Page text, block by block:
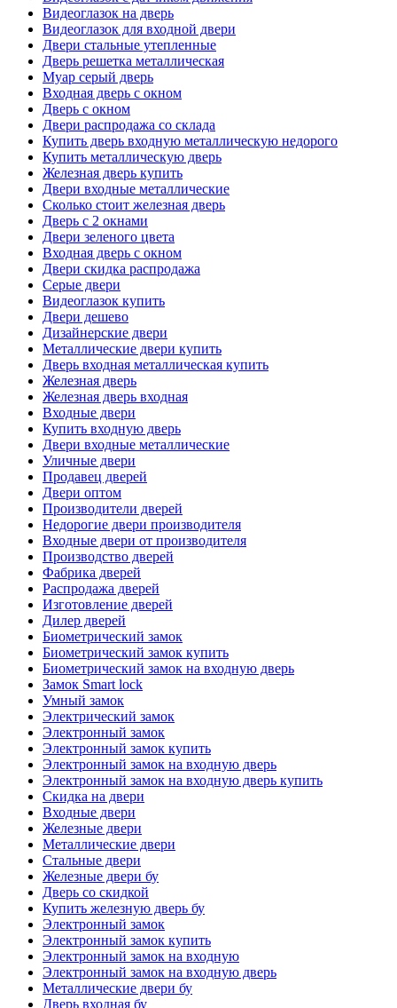
Видеоглазок на дверь
Видеоглазок для входной двери
Двери стальные утепленные
Дверь решетка металлическая
Муар серый дверь
Входная дверь с окном
Дверь с окном
Двери распродажа со склада
Купить дверь входную металлическую недорого
Купить металлическую дверь
Железная дверь купить
Двери входные металлические
Сколько стоит железная дверь
Дверь с 2 окнами
Двери зеленого цвета
Входная дверь с окном
Двери скидка распродажа
Серые двери
Видеоглазок купить
Двери дешево
Дизайнерские двери
Металлические двери купить
Дверь входная металлическая купить
Железная дверь
Железная дверь входная
Входные двери
Купить входную дверь
Двери входные металлические
Уличные двери
Продавец дверей
Двери оптом
Производители дверей
Недорогие двери производителя
Входные двери от производителя
Производство дверей
Фабрика дверей
Распродажа дверей
Изготовление дверей
Дилер дверей
Биометрический замок
Биометрический замок купить
Биометрический замок на входную дверь
Замок Smart lock
Умный замок
Электрический замок
Электронный замок
Электронный замок купить
Электронный замок на входную дверь
Электронный замок на входную дверь купить
Скидка на двери
Входные двери
Железные двери
Металлические двери
Стальные двери
Железные двери бу
Дверь со скидкой
Купить железную дверь бу
Электронный замок
Электронный замок купить
Электронный замок на входную
Электронный замок на входную дверь
Металлические двери бу
Дверь входная бу